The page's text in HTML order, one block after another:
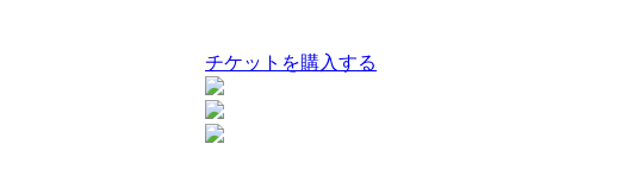
チケットを購入する